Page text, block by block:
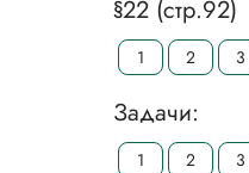
§22 (стр.92)
1 2 3
Задачи:
1 2 3